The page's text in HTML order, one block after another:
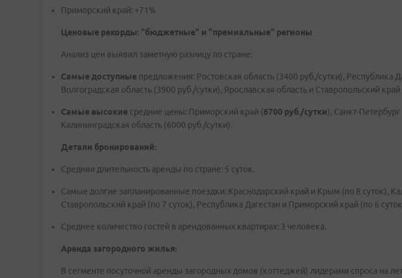
Приморский край: +71%
Ценовые рекорды: "бюджетные" и "премиальные" регионы
Анализ цен выявил заметную разницу по стране:
Самые доступные предложения: Ростовская область (3400 руб./сутки), Республика
Волгоградская область (3900 руб./сутки), Ярославская область и Ставропольский
Самые высокие средние цены: Приморский край (6700 руб./сутки), Санкт-
Калининградская область (6000 руб./сутки).
Детали бронирований:
Средняя длительность аренды по стране: 5 суток.
Самые долгие запланированные поездки: Краснодарский край и Крым (по 8 суток),
Ставропольский край (по 7 суток), Республика Дагестан и Приморский край (по 6
Среднее количество гостей в арендованных квартирах: 3 человека.
Аренда загородного жилья:
В сегменте посуточной аренды загородных домов (коттеджей) лидерами спроса на